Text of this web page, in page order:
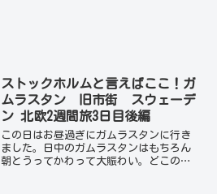
ストックホルムと言えばここ！ガ
ムラスタン 旧市街 スウェーデ
ン 北欧2週間旅3日目後編
この日はお昼過ぎにガムラスタンに行き
ました。日中のガムラスタンはもちろん
朝とうってかわって大賑わい。どこのお